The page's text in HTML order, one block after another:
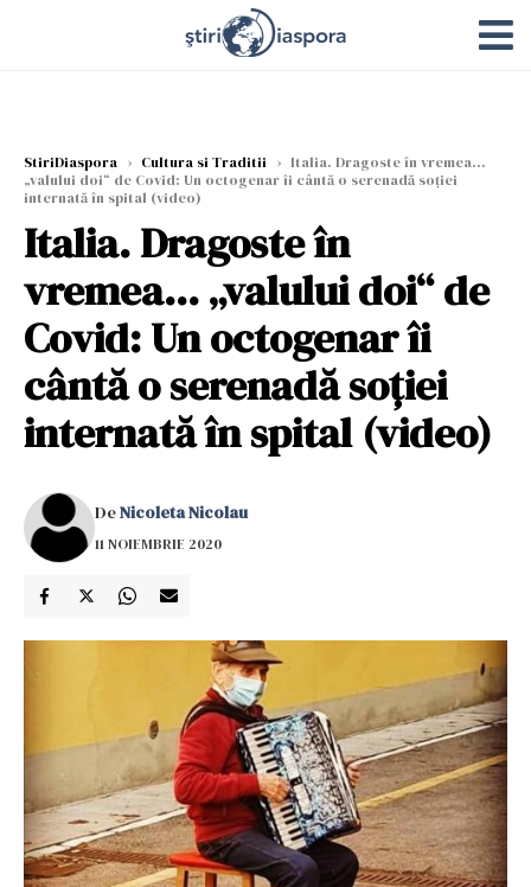
StiriDiaspora › Cultura si Traditii › Italia. Dragoste în vremea...
„valului doi“ de Covid: Un octogenar îi cântă o serenadă soției
internată în spital (video)
Italia. Dragoste în
vremea... „valului doi“ de
Covid: Un octogenar îi
cântă o serenadă soției
internată în spital (video)
DeNicoleta Nicolau
11 NOIEMBRIE 2020